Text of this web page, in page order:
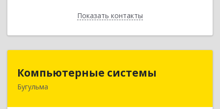
Показать контакты
Назад
Компьютерные системы
Бугульма420111, Республика Татарстан, Бугульма,